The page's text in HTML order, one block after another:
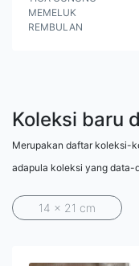
MEMELUK
REMBULAN
Koleksi baru
Merupakan daftar koleksi-
adapula koleksi yang data-
14 x 21 cm